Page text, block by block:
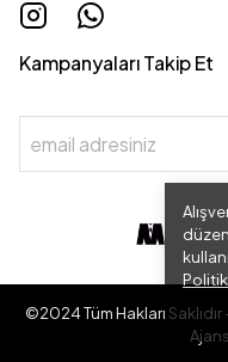
Kampanyaları Takip Et
©2024 Tüm Hakları